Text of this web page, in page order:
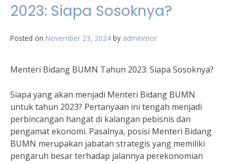
2023: Siapa Sosoknya?
Posted on November 23, 2024 by adminmor
Menteri Bidang BUMN Tahun 2023: Siapa Sosoknya?
Siapa yang akan menjadi Menteri Bidang BUMN
untuk tahun 2023? Pertanyaan ini tengah menjadi
perbincangan hangat di kalangan pebisnis dan
pengamat ekonomi. Pasalnya, posisi Menteri Bidang
BUMN merupakan jabatan strategis yang memiliki
pengaruh besar terhadap jalannya perekonomian